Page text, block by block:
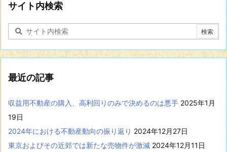
に
関
す
記
事
を
示
サイト内検索
最近の記事
収益用不動産の購入、高利回りのみで決めるのは悪手 2025年1月
19日
2024年における不動産動向の振り返り 2024年12月27日
東京およびその近郊では新たな売物件が激減 2024年12月11日